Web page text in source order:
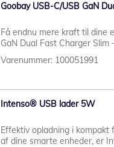
Goobay USB-C/USB GaN
Få endnu mere kraft til dine
GaN Dual Fast Charger Slim
Varenummer: 100051991
Intenso® USB lader 5W
Effektiv opladning i
af dine smarte enheder, er